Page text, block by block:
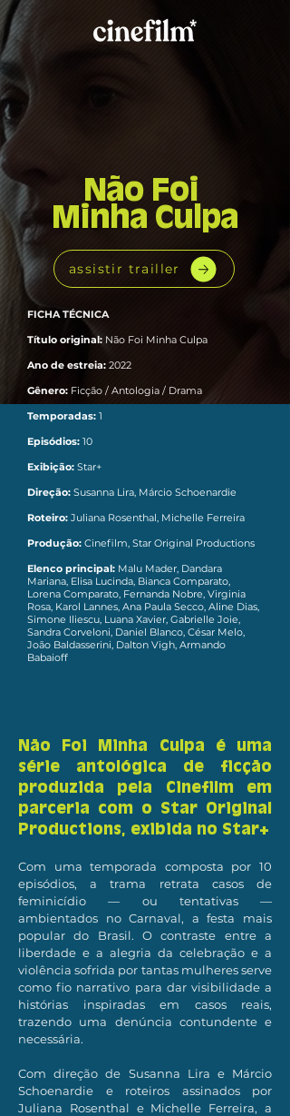
Não Foi
Minha Culpa
assistir trailler
FICHA TÉCNICA
Título original: Não Foi Minha Culpa
Ano de estreia: 2022
Gênero: Ficção / Antologia / Drama
Temporadas: 1
Episódios: 10
Exibição: Star+
Direção: Susanna Lira, Márcio Schoenardie
Roteiro: Juliana Rosenthal, Michelle Ferreira
Produção: Cinefilm, Star Original Productions
Elenco principal: Malu Mader, Dandara
Mariana, Elisa Lucinda, Bianca Comparato,
Lorena Comparato, Fernanda Nobre, Virginia
Rosa, Karol Lannes, Ana Paula Secco, Aline Dias,
Simone Iliescu, Luana Xavier, Gabrielle Joie,
Sandra Corveloni, Daniel Blanco, César Melo,
João Baldasserini, Dalton Vigh, Armando
Babaioff
Não Foi Minha Culpa é uma
série antológica de ficção
produzida pela Cinefilm em
parceria com o Star Original
Productions, exibida no Star+
Com uma temporada composta por 10
episódios, a trama retrata casos de
feminicídio — ou tentativas —
ambientados no Carnaval, a festa mais
popular do Brasil. O contraste entre a
liberdade e a alegria da celebração e a
violência sofrida por tantas mulheres serve
como fio narrativo para dar visibilidade a
histórias inspiradas em casos reais,
trazendo uma denúncia contundente e
necessária.
Com direção de Susanna Lira e Márcio
Schoenardie e roteiros assinados por
Juliana Rosenthal e Michelle Ferreira, a